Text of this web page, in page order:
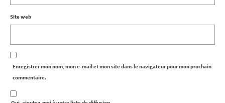
Site web
Enregistrer mon nom, mon e-mail et mon site dans le navigateur pour mon prochain
commentaire.